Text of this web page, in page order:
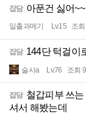
잡담 아푼건 싫어~~
일출과메기 Lv.15 조
잡담 144단 턱걸이
술사a Lv.76 조회
잡담 철갑피부 쓰
셔서 해봤는데